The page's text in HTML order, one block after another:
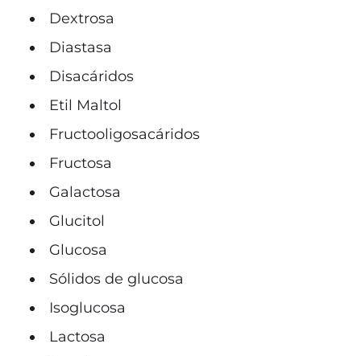
Dextrosa
Diastasa
Disacáridos
Etil Maltol
Fructooligosacáridos
Fructosa
Galactosa
Glucitol
Glucosa
Sólidos de glucosa
Isoglucosa
Lactosa